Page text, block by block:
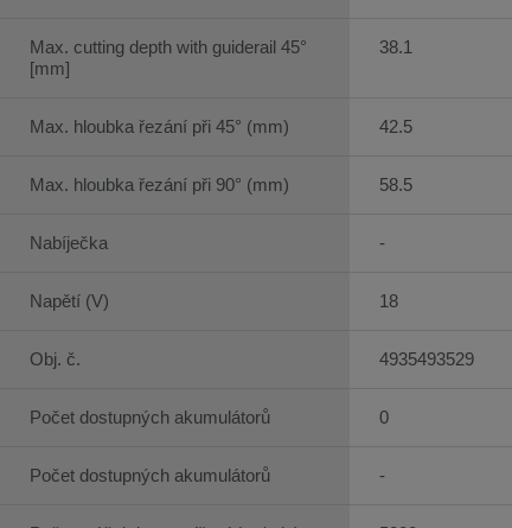
Max. cutting depth with guiderail 45°
[mm]
Max. hloubka řezání při 45° (mm)
Max. hloubka řezání při 90° (mm)
Nabíječka
Napětí (V)
Obj. č.
Počet dostupných akumulátorů
Počet dostupných akumulátorů
38.1
42.5
58.5
-
18
4935493529
0
-